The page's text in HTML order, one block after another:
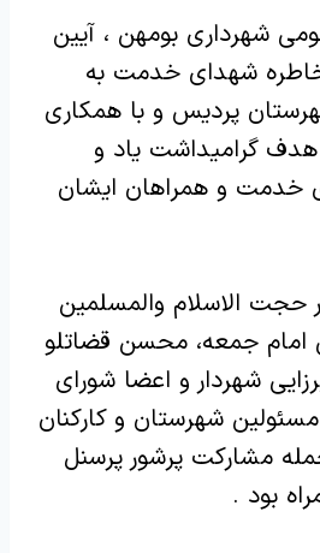
شهرداری بومهن ، آیین
شهدای خدمت به
پردیس و با همکاری
گرامیداشت یاد و
خدمت و همراهان ایشان
حجت الاسلام والمسلمین
جمعه، محسن قضاتلو
شهردار و اعضا شورای
شهرستان و کارکنان
مشارکت پرشور پرسنل
بود .